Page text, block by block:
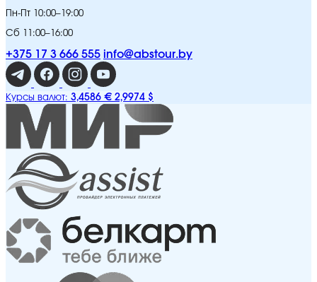
Пн-Пт 10:00–19:00
Сб 11:00–16:00
+375 17 3 666 555 info@abstour.by
Курсы валют: 3,4586 € 2,9974 $